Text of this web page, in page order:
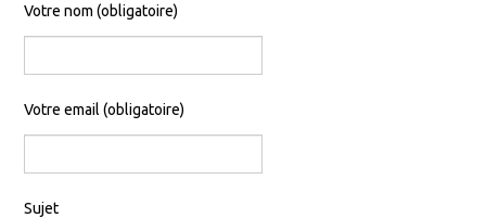
Votre nom (obligatoire)
Votre email (obligatoire)
Sujet